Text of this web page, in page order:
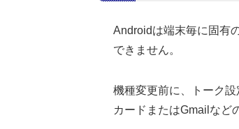
Androidは端末毎に固有
できません。
機種変更前に、トーク
カードまたはGmailなど